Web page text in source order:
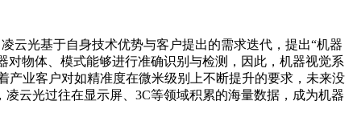
云光基于自身技术优势与客户提出的需求迭代，提出“机器
物体、模式能够进行准确识别与检测，因此，机器视觉系
业客户对如精准度在微米级别上不断提升的要求，未来没
云光过往在显示屏、3C等领域积累的海量数据，成为机器